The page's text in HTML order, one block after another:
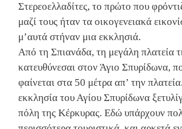
Στερεοελλαδίτες, το πρώτο που
μαζί τους ήταν τα οικογενειακά
μ’αυτά στήναν μια εκκλησιά.
Από τη Σπιανάδα, τη μεγάλη πλατεία
κατευθύνεσαι στον Άγιο Σπυρίδωνα,
φαίνεται στα 50 μέτρα απ’ την
εκκλησία του Αγίου Σπυρίδωνα
πόλη της Κέρκυρας. Εδώ υπάρχουν